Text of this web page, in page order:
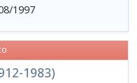
1997
1983)